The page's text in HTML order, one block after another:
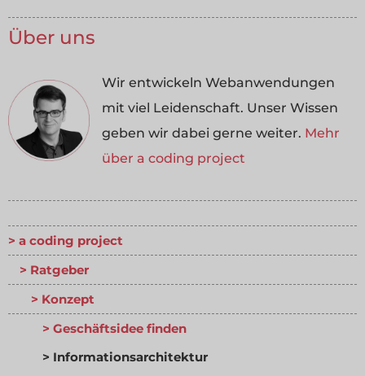
Über uns
Wir entwickeln Webanwendungen
mit viel Leidenschaft. Unser Wissen
geben wir dabei gerne weiter. Mehr
über a coding project
a coding project
Ratgeber
Konzept
Geschäftsidee finden
Informationsarchitektur